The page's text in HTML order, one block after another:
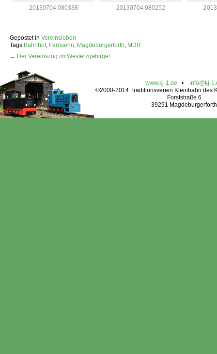
20130704 080338 20130704 080252
Gepostet in Vereinsleben
Tags Bahnhof, Fernsehn Magdeburgerforth MDR
← Der Vereinszug im Westerzgebirge!
www.kj-1.de • info@kj-
©2000-2014 Traditionsverein Kleinbahn des
Forststraße 6
39291 Magdeburgerforth